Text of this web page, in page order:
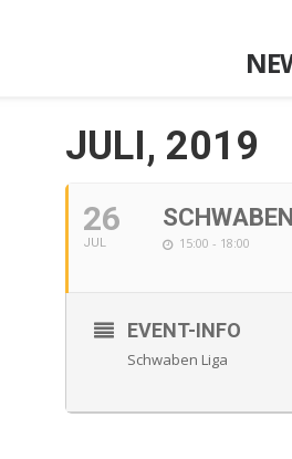
JULI, 2019
26
JUL 15:00 - 18:00
EVENT-INFO
Schwaben Liga